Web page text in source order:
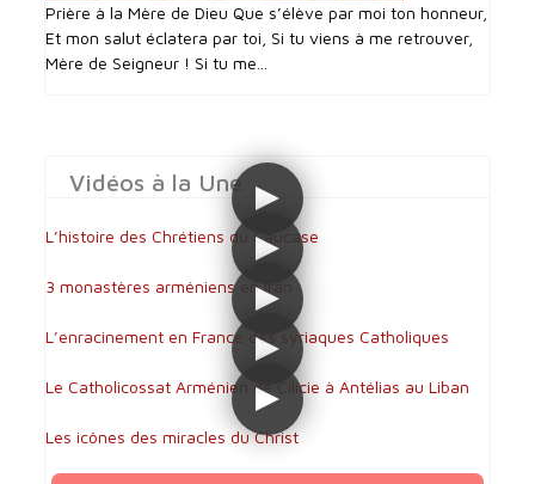
Prière à la Mère de Dieu Que s’élève par moi ton honneur,
Et mon salut éclatera par toi, Si tu viens à me retrouver,
Mère de Seigneur ! Si tu me...
Vidéos à la Une
L’histoire des Chrétiens du Caucase
3 monastères arméniens en Iran
L’enracinement en France des syriaques Catholiques
Le Catholicossat Arménien de Cilicie à Antélias au Liban
Les icônes des miracles du Christ